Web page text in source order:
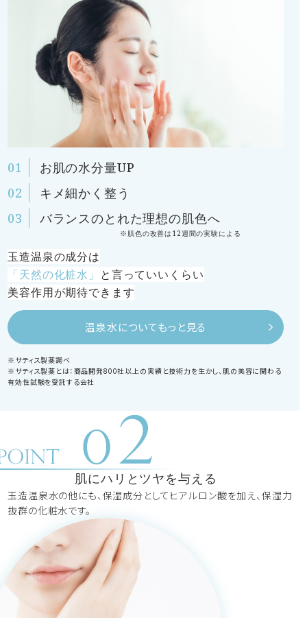
お肌の水分量UP
キメ細かく整う
バランスのとれた理想の肌色へ
※肌色の改善は12週間の実験による
玉造温泉の成分は
「天然の化粧水」 と言っていいくらい
美容作用が期待できます
温泉水についてもっと見る
※サティス製薬調べ
※サティス製薬とは：商品開発800社以上の実績と技術力を生かし、肌の美容に関わる
有効性試験を受託する会社
肌にハリとツヤを与える
玉造温泉水の他にも、保湿成分としてヒアルロン酸を加え、保湿力
抜群の化粧水です。